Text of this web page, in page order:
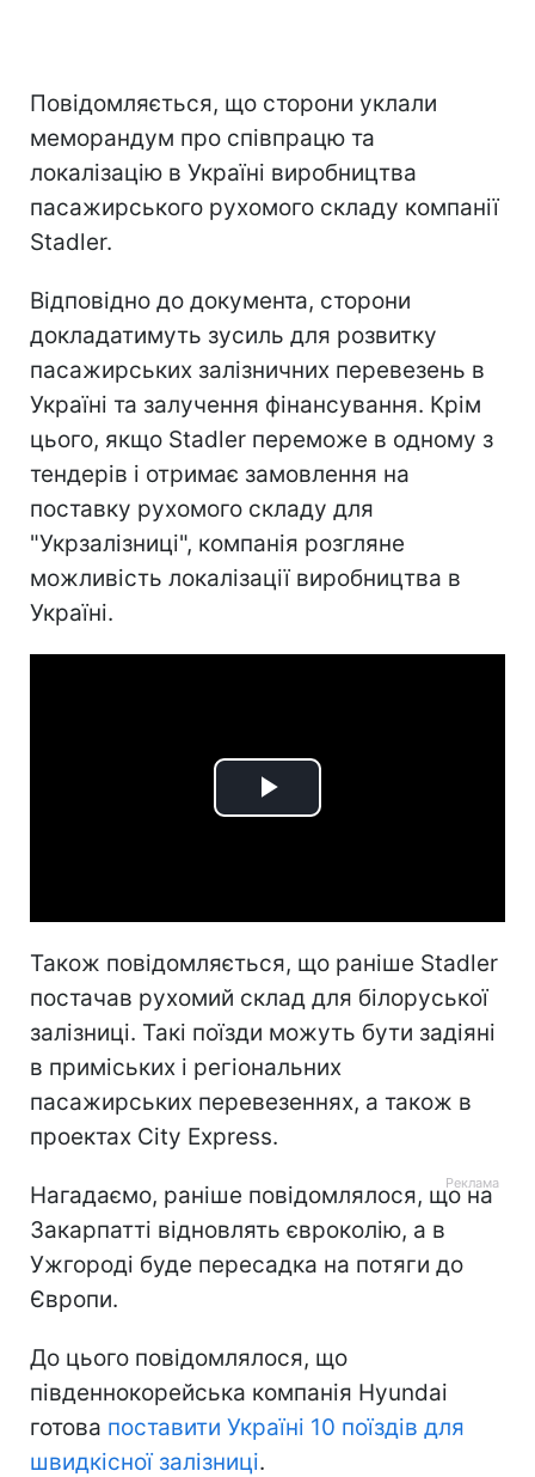
Повідомляється, що сторони уклали
меморандум про співпрацю та
локалізацію в Україні виробництва
пасажирського рухомого складу компанії
Stadler.
Відповідно до документа, сторони
докладатимуть зусиль для розвитку
пасажирських залізничних перевезень в
Україні та залучення фінансування. Крім
цього, якщо Stadler переможе в одному з
тендерів і отримає замовлення на
поставку рухомого складу для
"Укрзалізниці", компанія розгляне
можливість локалізації виробництва в
Україні.
Play
Також повідомляється, що раніше Stadler
постачав рухомий склад для білоруської
залізниці. Такі поїзди можуть бути задіяні
в приміських і регіональних
пасажирських перевезеннях, а також в
проектах City Express.
Нагадаємо, раніше повідомлялося, що на
Закарпатті відновлять євроколію, а в
Ужгороді буде пересадка на потяги до
Європи.
До цього повідомлялося, що
південнокорейська компанія Hyundai
готова поставити Україні 10 поїздів для
швидкісної залізниці.